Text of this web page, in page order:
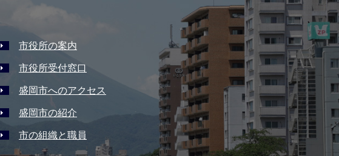
市役所の案内
市役所受付窓口
盛岡市へのアクセス
盛岡市の紹介
市の組織と職員